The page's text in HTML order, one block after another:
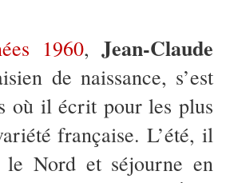
1960, Jean-Claude
de naissance, s’est
où il écrit pour les plus
française. L’été, il
le Nord et séjourne en